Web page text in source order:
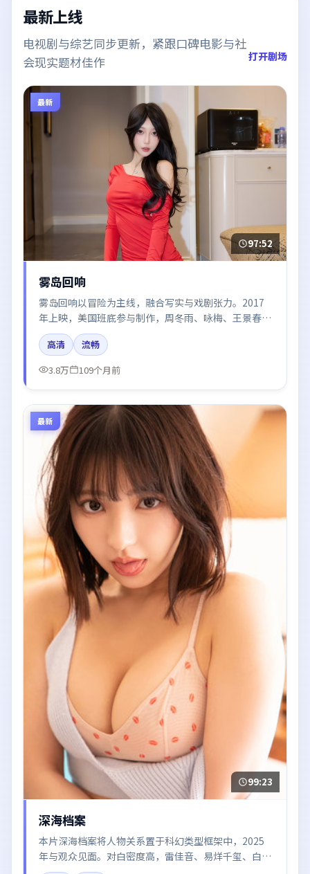
最新上线
电视剧与综艺同步更新，紧跟口碑电影与社
会现实题材佳作
打开剧场
最新
97:52
雾岛回响
雾岛回响以冒险为主线，融合写实与戏剧张力。2017
年上映，美国班底参与制作，周冬雨、咏梅、王景春、
胡歌在片中呈现细腻表演，影像风格统一，配乐与剪辑
强化了情绪曲线。
高清
流畅
3.8万
109个月前
最新
99:23
深海档案
本片深海档案将人物关系置于科幻类型框架中，2025
年与观众见面。对白密度高，雷佳音、易烊千玺、白宇
的台词节奏值得关注；整体气质偏泰国都市与冷色调摄